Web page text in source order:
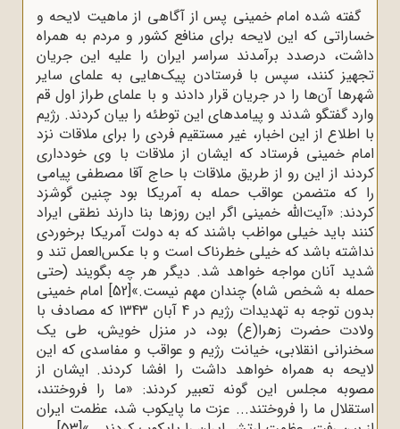
گفته شده امام خمینی پس از آگاهی از ماهیت لایحه و
خساراتی که این لایحه برای منافع کشور و مردم به همراه
داشت، درصدد برآمدند سراسر ایران را علیه این جریان
تجهیز کنند، سپس با فرستادن پیک‌هایی به علمای سایر
شهرها آن‌ها را در جریان قرار دادند و با علمای طراز اول قم
وارد گفتگو شدند و پیامدهای این توطئه را بیان کردند. رژیم
با اطلاع از این اخبار، غیر مستقیم فردی را برای ملاقات نزد
امام خمینی فرستاد که ایشان از ملاقات با وی خودداری
کردند از این رو از طریق ملاقات با حاج آقا مصطفی پیامی
را که متضمن عواقب حمله به آمریکا بود چنین گوشزد
کردند: «آیت‌الله خمینی اگر این روزها بنا دارند نطقی ایراد
کنند باید خیلی مواظب باشند که به دولت آمریکا برخوردی
نداشته باشد که خیلی خطرناک است و با عکس‌العمل تند و
شدید آنان مواجه خواهد شد. دیگر هر چه بگویند (حتی
حمله به شخص شاه) چندان مهم نیست.»[52]
امام خمینی
بدون توجه به تهدیدات رژیم در 4 آبان 1343 که مصادف با
ولادت حضرت زهرا(ع) بود، در منزل خویش، طی یک
سخنرانی انقلابی، خیانت رژیم و عواقب و مفاسدی که این
لایحه به همراه خواهد داشت را افشا کردند. ایشان از
مصوبه مجلس این گونه تعبیر کردند: «ما را فروختند،
استقلال ما را فروختند... عزت ما پایکوب شد، عظمت ایران